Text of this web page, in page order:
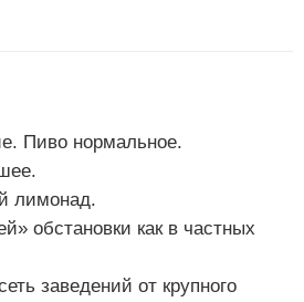
Пиво нормальное.
лимонад.
обстановки как в частных
заведений от крупного